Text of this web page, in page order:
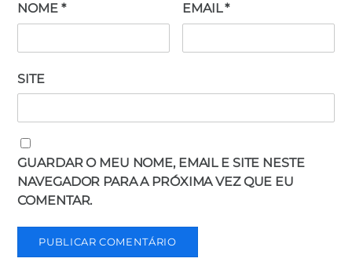
NOME * EMAIL*
SITE
GUARDAR O MEU NOME, EMAIL E SITE NESTE
NAVEGADOR PARA A PRÓXIMA VEZ QUE EU
COMENTAR.